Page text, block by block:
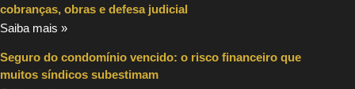
cobranças, obras e defesa judicial
Saiba mais »
Seguro do condomínio vencido: o risco financeiro que
muitos síndicos subestimam